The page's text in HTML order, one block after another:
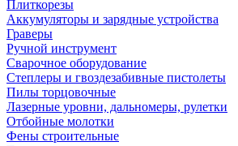
Плиткорезы
Аккумуляторы и зарядные устройства
Граверы
Ручной инструмент
Сварочное оборудование
Степлеры и гвоздезабивные пистолеты
Пилы торцовочные
Лазерные уровни, дальномеры, рулетки
Отбойные молотки
Фены строительные